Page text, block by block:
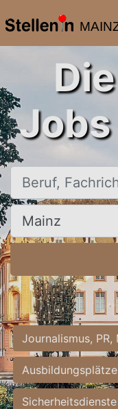
Beruf, Fachrichtung,
Ort, Stadt
Journalismus, PR,
Ausbildungsplätze
Sicherheitsdienste